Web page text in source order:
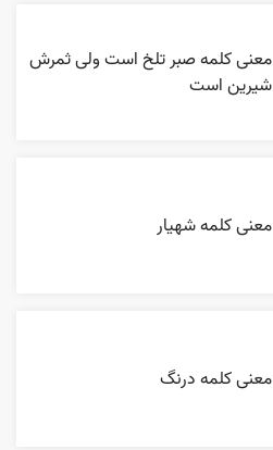
معنی کلمه صبر تلخ است ولی ثمرش
شیرین است
معنی کلمه شهیار
معنی کلمه درنگ